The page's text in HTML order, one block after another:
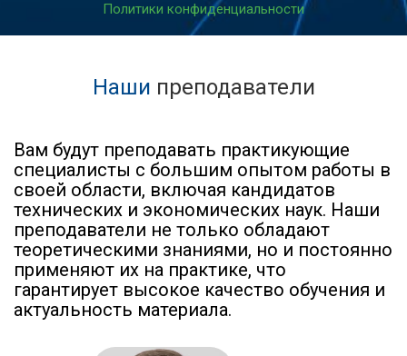
Политики конфиденциальности
Наши преподаватели
Вам будут преподавать практикующие
специалисты с большим опытом работы в
своей области, включая кандидатов
технических и экономических наук. Наши
преподаватели не только обладают
теоретическими знаниями, но и постоянно
применяют их на практике, что
гарантирует высокое качество обучения и
актуальность материала.